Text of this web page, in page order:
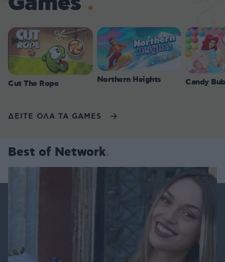
Cut The Rope Northern Heights Candy
ΔΕΙΤΕ ΟΛΑ ΤΑ GAMES
Best of Network